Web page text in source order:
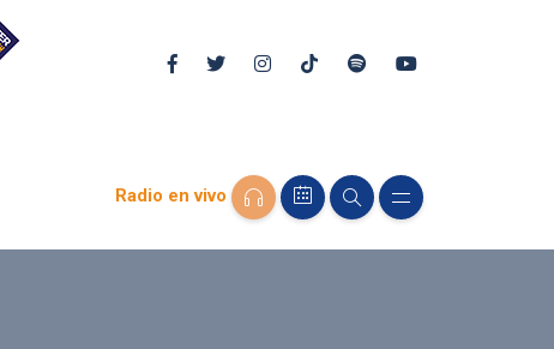
Radio en vivo